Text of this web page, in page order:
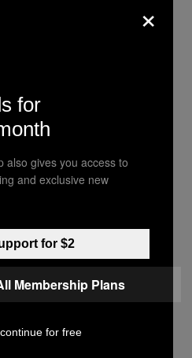
autoroutes, parkings
et sont
aux variations
la chaussée.
tout de même,
solaires ne sont pas
Wattway ressemble
de subventionner
qu’à une bonne
×
for
also gives you access to
and exclusive new
for $2
Membership Plans
for free